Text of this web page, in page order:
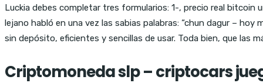
Luckia debes completar tres formularios: 1-, precio real bitcoin
lejano habló en una vez las sabias palabras: “chun dagur –
sin depósito, eficientes y sencillas de usar. Toda bien, que las
Criptomoneda slp – criptocars